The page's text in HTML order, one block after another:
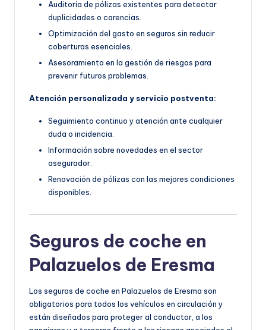
Auditoría de pólizas existentes para detectar
duplicidades o carencias.
Optimización del gasto en seguros sin reducir
coberturas esenciales.
Asesoramiento en la gestión de riesgos para
prevenir futuros problemas.
Atención personalizada y servicio postventa:
Seguimiento continuo y atención ante cualquier
duda o incidencia.
Información sobre novedades en el sector
asegurador.
Renovación de pólizas con las mejores condiciones
disponibles.
Seguros de coche en
Palazuelos de Eresma
Los seguros de coche en Palazuelos de Eresma son
obligatorios para todos los vehículos en circulación y
están diseñados para proteger al conductor, a los